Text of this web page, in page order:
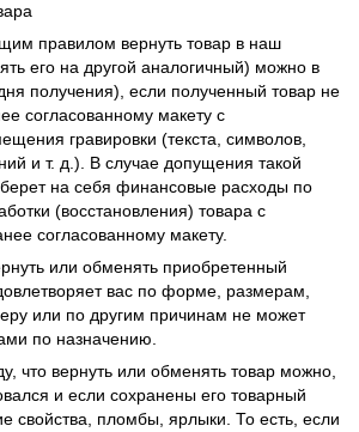
правилом вернуть товар в наш
его на другой аналогичный) можно в
получения), если полученный товар не
согласованному макету с
гравировки (текста, символов,
и т. д.). В случае допущения такой
на себя финансовые расходы по
(восстановления) товара с
согласованному макету.
или обменять приобретенный
вас по форме, размерам,
или по другим причинам не может
по назначению.
что вернуть или обменять товар можно,
и если сохранены его товарный
свойства, пломбы, ярлыки. То есть, если